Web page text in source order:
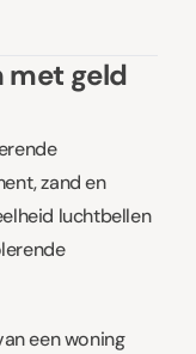
met geld
zand en
luchtbellen
een woning